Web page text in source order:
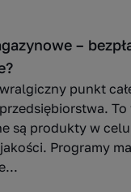
–
punkt
To
są produkty w
Programy